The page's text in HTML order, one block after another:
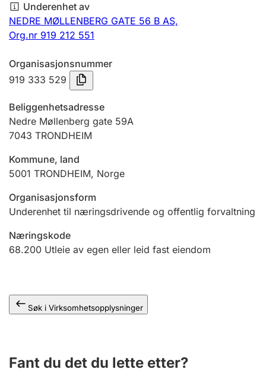
Tinglysing
Jeger
Ektepaktveileder
Andre tema
Underenhet av
NEDRE MØLLENBERG GATE 56 B AS,
Org.nr 919 212 551
Organisasjonsnummer
919 333 529
Beliggenhetsadresse
Nedre Møllenberg gate 59A
7043 TRONDHEIM
Kommune, land
5001 TRONDHEIM, Norge
Organisasjonsform
Underenhet til næringsdrivende og offentlig forvaltning
Næringskode
68.200 Utleie av egen eller leid fast eiendom
Søk i Virksomhetsopplysninger
Fant du det du lette etter?